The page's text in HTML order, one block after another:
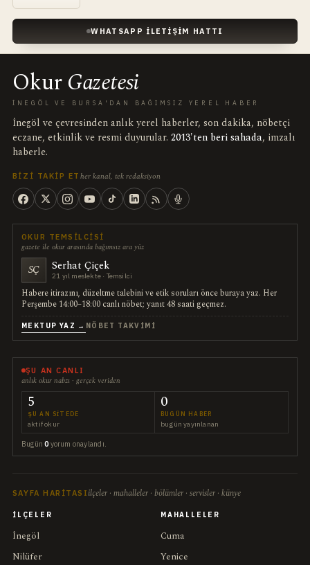
WHATSAPP İLETIŞIM HATTI
OkurGazetesi
İNEGÖL VE BURSA'DAN BAĞIMSIZ YEREL HABER
İnegöl ve çevresinden anlık yerel haberler, son dakika, nöbetçi
eczane, etkinlik ve resmi duyurular. 2013'ten beri sahada, imzalı
haberle.
BIZI TAKIP ET her kanal, tek redaksiyon
OKUR TEMSILCISI
gazete ile okur arasında bağımsız ara yüz
SÇ Serhat Çiçek
21 yıl meslekte · Temsilci
Habere itirazını, düzeltme talebini ve etik soruları önce buraya yaz. Her
Perşembe 14:00–18:00 canlı nöbet; yanıt 48 saati geçmez.
MEKTUP YAZ → NÖBET TAKVIMI
ŞU AN CANLI
anlık okur nabzı · gerçek veriden
5
ŞU AN SITEDE
aktif okur
0
BUGÜN HABER
bugün yayınlanan
Bugün0 yorum onaylandı.
SAYFA HARITASI ilçeler · mahalleler · bölümler · servisler · künye
İLÇELER
İnegöl
Nilüfer
MAHALLELER
Cuma
Yenice